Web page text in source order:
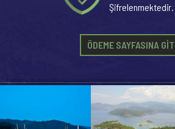
Şifrelenmektedir.
ÖDEME SAYFASINA GİT